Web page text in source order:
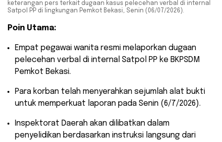
keterangan pers terkait dugaan kasus pelecehan verbal di internal
Satpol PP di lingkungan Pemkot Bekasi, Senin (06/07/2026).
Poin Utama:
​Empat pegawai wanita resmi melaporkan dugaan
pelecehan verbal di internal Satpol PP ke BKPSDM
Pemkot Bekasi.
​Para korban telah menyerahkan sejumlah alat bukti
untuk memperkuat laporan pada Senin (6/7/2026).
​Inspektorat Daerah akan dilibatkan dalam
penyelidikan berdasarkan instruksi langsung dari